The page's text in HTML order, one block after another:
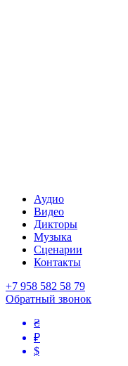
Аудио
Видео
Дикторы
Музыка
Сценарии
Контакты
+7 958 582 58 79
Обратный звонок
₴
₽
$